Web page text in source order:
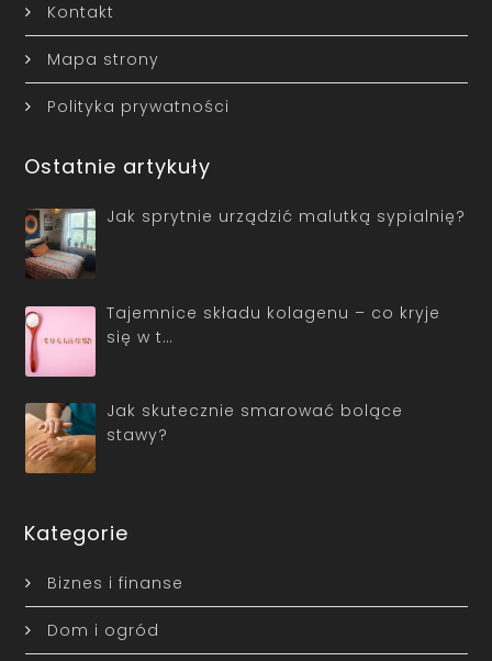
Kontakt
Mapa strony
Polityka prywatności
Ostatnie artykuły
Jak sprytnie urządzić malutką sypialnię?
Tajemnice składu kolagenu – co kryje
się w t…
Jak skutecznie smarować bolące
stawy?
Kategorie
Biznes i finanse
Dom i ogród